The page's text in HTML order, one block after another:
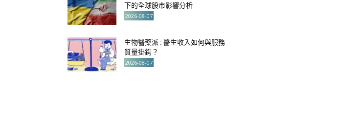
下的全球股市影響分析
2026-08-07
生物醫藥派 : 醫生收入如何與服務
質量掛鈎？
2026-08-07